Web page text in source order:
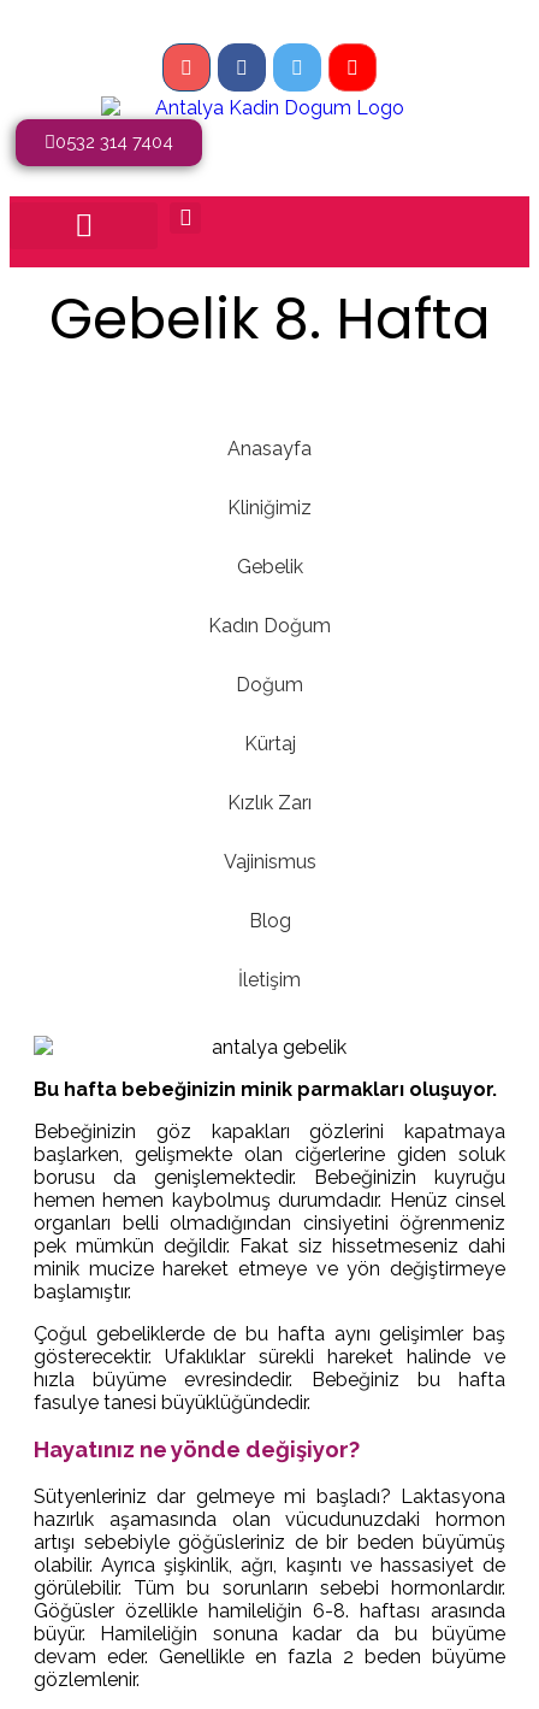
0532 314 7404
Gebelik 8. Hafta
Anasayfa
Kliniğimiz
Gebelik
Kadın Doğum
Doğum
Kürtaj
Kızlık Zarı
Vajinismus
Blog
İletişim
Bu hafta bebeğinizin minik parmakları oluşuyor.
Bebeğinizin göz kapakları gözlerini kapatmaya
başlarken, gelişmekte olan ciğerlerine giden soluk
borusu da genişlemektedir. Bebeğinizin kuyruğu
hemen hemen kaybolmuş durumdadır. Henüz cinsel
organları belli olmadığından cinsiyetini öğrenmeniz
pek mümkün değildir. Fakat siz hissetmeseniz dahi
minik mucize hareket etmeye ve yön değiştirmeye
başlamıştır.
Çoğul gebeliklerde de bu hafta aynı gelişimler baş
gösterecektir. Ufaklıklar sürekli hareket halinde ve
hızla büyüme evresindedir. Bebeğiniz bu hafta
fasulye tanesi büyüklüğündedir.
Hayatınız ne yönde değişiyor?
Sütyenleriniz dar gelmeye mi başladı? Laktasyona
hazırlık aşamasında olan vücudunuzdaki hormon
artışı sebebiyle göğüsleriniz de bir beden büyümüş
olabilir. Ayrıca şişkinlik, ağrı, kaşıntı ve hassasiyet de
görülebilir. Tüm bu sorunların sebebi hormonlardır.
Göğüsler özellikle hamileliğin 6-8. haftası arasında
büyür. Hamileliğin sonuna kadar da bu büyüme
devam eder. Genellikle en fazla 2 beden büyüme
gözlemlenir.